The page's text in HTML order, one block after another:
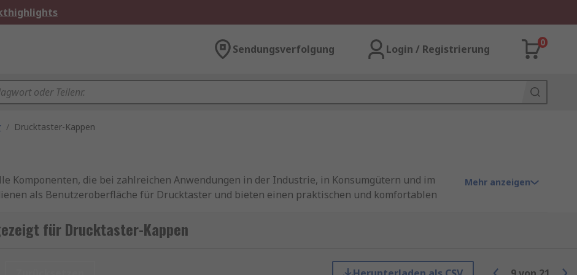
Sendungsverfolgung Login / Registrierung
0
/ Drucktaster-Kappen
Komponenten, die bei zahlreichen Anwendungen in der Industrie, in Konsumgütern und im
als Benutzeroberfläche für Drucktaster und bieten einen praktischen und komfortablen
Kappen ist entscheidend für die Ergonomie und Sicherheit der Anwendung. Dank der Vielzahl an
Kappen flexibel einsetzbar und können individuell angepasst werden.
Mehr anzeigen
für Drucktaster-Kappen